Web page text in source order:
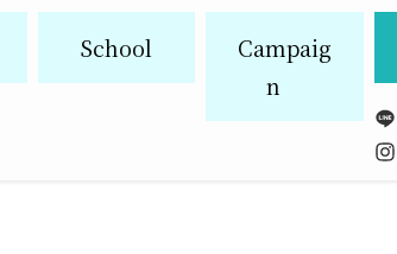
School
Campaig
n